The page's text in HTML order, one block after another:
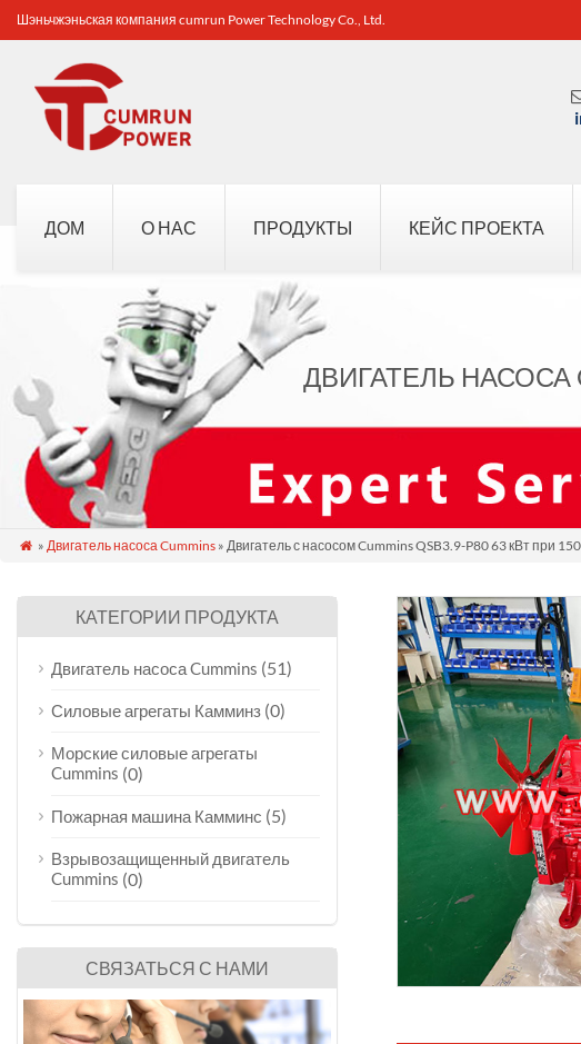
Шэньчжэньская компания cumrun Power Technology Co., Ltd.
ДОМ О НАС ПРОДУКТЫ КЕЙС ПРОЕКТА
ДВИГАТЕЛЬ НАСОСА
 » Двигатель насоса Cummins» Двигатель с насосом Cummins QSB3.9-P80 63 кВт при
КАТЕГОРИИ ПРОДУКТА
Двигатель насоса Cummins (51)
Силовые агрегаты Камминз (0)
Морские силовые агрегаты
Cummins (0)
Пожарная машина Камминс (5)
Взрывозащищенный двигатель
Cummins (0)
СВЯЗАТЬСЯ С НАМИ